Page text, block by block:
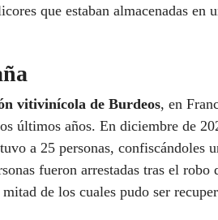
que estaban almacenadas en
vitivinícola de Burdeos, en
últimos años. En diciembre de
a 25 personas, confiscándoles
fueron arrestadas tras el robo
de los cuales pudo ser